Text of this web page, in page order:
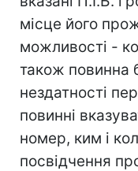
місце його
можливості -
також повинна
нездатності
повинні
номер, ким і
посвідчення